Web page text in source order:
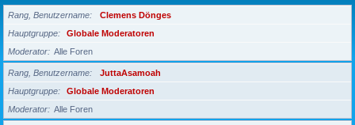
Rang, Benutzername
Clemens Dönges
Hauptgruppe
Globale Moderatoren
Moderator
Alle Foren
Rang, Benutzername
JuttaAsamoah
Hauptgruppe
Globale Moderatoren
Moderator
Alle Foren